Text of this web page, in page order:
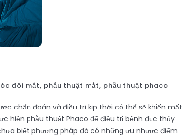
đôi mắt, phẫu thuật mắt, phẫu thuật phaco
chẩn đoán và điều trị kịp thời có thể sẽ khiến mất
hiện phẫu thuật Phaco để điều trị bệnh đục thủy
biết phương pháp đó có những ưu nhược điểm